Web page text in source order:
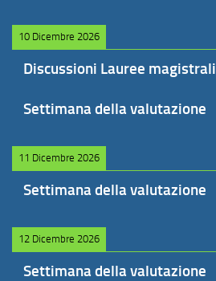
10 Dicembre 2026
Discussioni Lauree magistrali
Settimana della valutazione
11 Dicembre 2026
Settimana della valutazione
12 Dicembre 2026
Settimana della valutazione